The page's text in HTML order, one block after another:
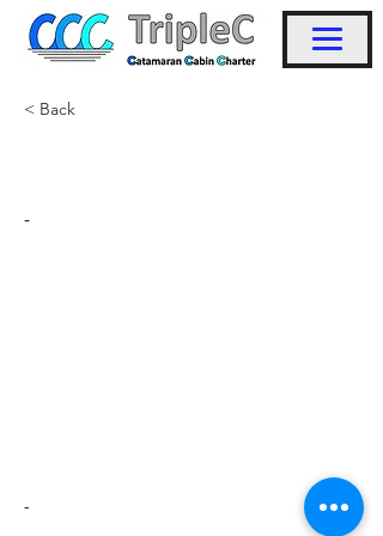
< Back
-
-